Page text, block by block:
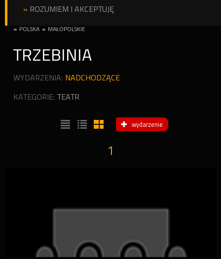
» ROZUMIEM I AKCEPTUJĘ
« POLSKA « MAŁOPOLSKIE
TRZEBINIA
WYDARZENIA: NADCHODZĄCE
KATEGORIE: TEATR
wydarzenie
1